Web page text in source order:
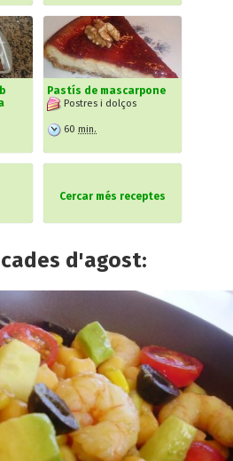
Pastís de mascarpone
Postres i dolços
60 min.
Cercar més receptes
d'agost: